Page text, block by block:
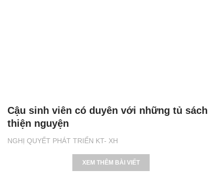
NGHỊ QUYẾT PHÁT TRIỂN KT- XH
Cậu sinh viên có duyên với những tủ sách
thiện nguyện
XEM THÊM BÀI VIẾT